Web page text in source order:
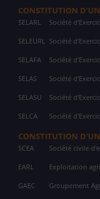
CONSTITUTION
SELARL Société
SELEURL Société
SELAFA Société
SELAS Société
SELASU Société
SELCA Société
CONSTITUTION
SCEA Société civile
EARL Exploitation
GAEC Groupement